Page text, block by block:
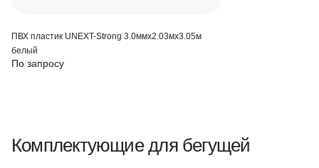
ПВХ пластик UNEXT-Strong 3.0ммх2.03мх3.05м
белый
По запросу
Комплектующие для бегущей